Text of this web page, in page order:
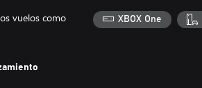
vuelos como
XBOX One